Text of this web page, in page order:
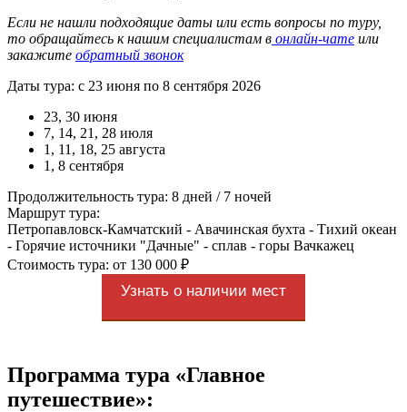
Если не нашли подходящие даты или есть вопросы по туру,
то обращайтесь к нашим специалистам в онлайн-чате или
закажите обратный звонок
Даты тура: с 23 июня по 8 сентября 2026
23, 30 июня
7, 14, 21, 28 июля
1, 11, 18, 25 августа
1, 8 сентября
Продолжительность тура: 8 дней / 7 ночей
Маршрут тура:
Петропавловск-Камчатский - Авачинская бухта - Тихий океан
- Горячие источники "Дачные" - сплав - горы Вачкажец
Стоимость тура: от 130 000 ₽
Узнать о наличии мест
Программа тура «Главное
путешествие»: